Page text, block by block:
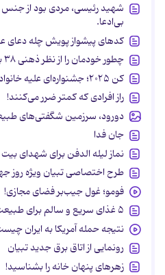
شهید رئیسی، مردی بود از جنس
بی‌ادعا.
کدهای پیشواز پویش چله دعای
چطور خودمان را از نظر ذهنی ۳۸ برابر قوی‌تر کنیم؟
کن ۲۰۲۵؛ جشنواره‌ای علیه خانواده
راز افرادی که کمتر ضرر می‌کنند!
دورود، سرزمین شگفتی‌های
جان فدا
نماز لیله الدفن برای شهدای
طرح اختصاصی تبیان ویژه روز
فومو؛ غول جیب‌بر فضای مجازی!
۵ غذای سریع و سالم برای طبیعت‌گردی
نتیجه حمله آمریکا به ایران
رونمایی از اتاق برق جدید تبیان
زهرهای پنهان خانه را بشناسید!